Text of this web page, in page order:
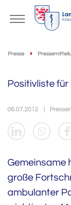
Presse
Positivliste
06.07.2012
Gemeinsame
große
ambulanter